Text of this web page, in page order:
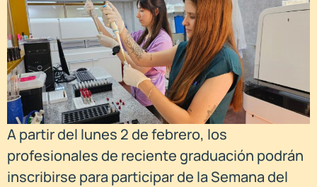
A partir del lunes 2 de febrero, los
profesionales de reciente graduación podrán
inscribirse para participar de la Semana del